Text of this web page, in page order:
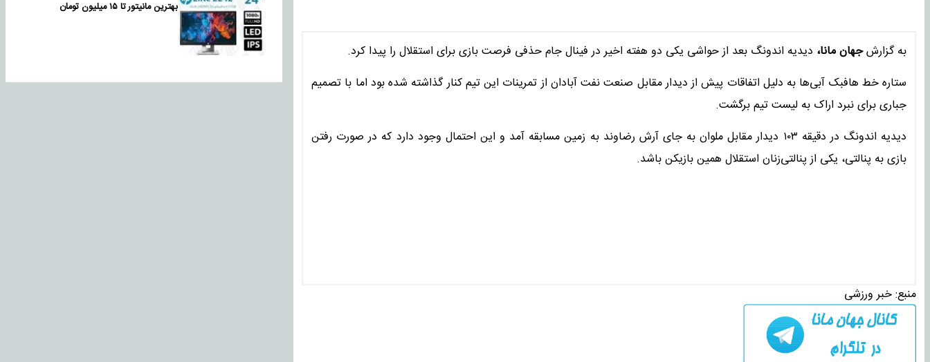
به گزارشجهان مانا، دیدیه اندونگ بعد از حواشی یکی دو هفته اخیر در فینال جام حذفی فرصت بازی برای استقلال را پیدا کرد.
ستاره خط هافبک آبی‌ها به دلیل اتفاقات پیش از دیدار مقابل صنعت نفت آبادان از تمرینات این تیم کنار گذاشته شده بود اما با تصمیم
جباری برای نبرد اراک به لیست تیم برگشت.
دیدیه اندونگ در دقیقه ۱۰۳ دیدار مقابل ملوان به جای آرش رضاوند به زمین مسابقه آمد و این احتمال وجود دارد که در صورت رفتن
بازی به پنالتی، یکی از پنالتی‌زنان استقلال همین بازیکن باشد.
منبع:خبر ورزشی
بهترین مانیتور تا ۱۵ میلیون تومان